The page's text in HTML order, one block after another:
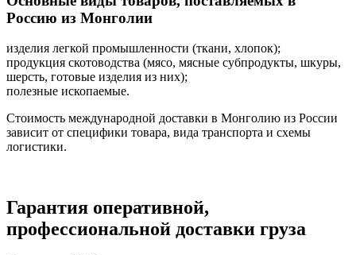
Россию из Монголии
изделия легкой промышленности (ткани, хлопок);
продукция скотоводства (мясо, мясные субпродукты, шкуры,
шерсть, готовые изделия из них);
полезные ископаемые.
Стоимость международной доставки в Монголию из России
зависит от специфики товара, вида транспорта и схемы
логистики.
Гарантия оперативной,
профессиональной доставки груза